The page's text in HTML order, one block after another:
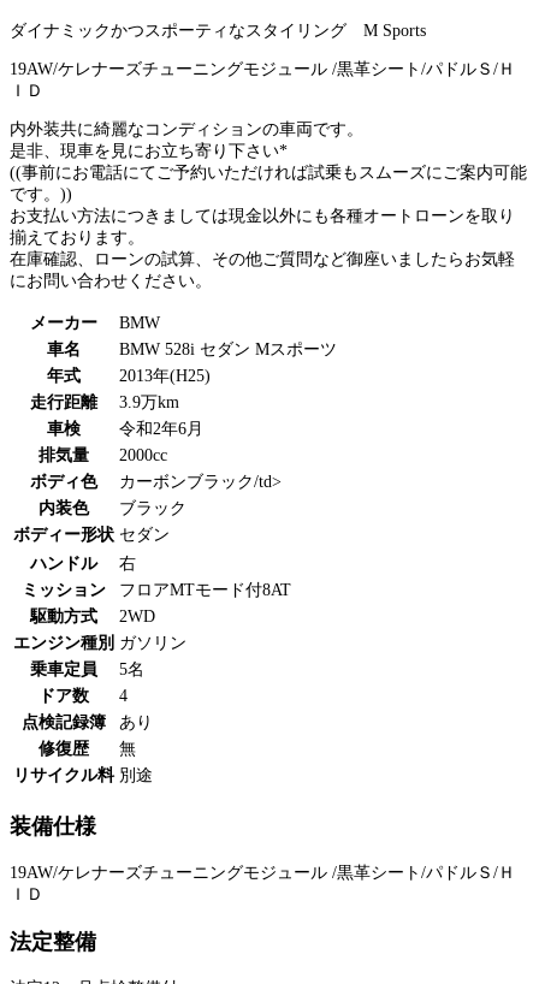
ダイナミックかつスポーティなスタイリング M Sports
19AW/ケレナーズチューニングモジュール /黒革シート/パドルＳ/Ｈ
ＩＤ
内外装共に綺麗なコンディションの車両です。
是非、現車を見にお立ち寄り下さい*
((事前にお電話にてご予約いただければ試乗もスムーズにご案内可能
です。))
お支払い方法につきましては現金以外にも各種オートローンを取り
揃えております。
在庫確認、ローンの試算、その他ご質問など御座いましたらお気軽
にお問い合わせください。
メーカー
BMW
車名
BMW 528i セダン Mスポーツ
年式
2013年(H25)
走行距離
3.9万km
車検
令和2年6月
排気量
2000cc
ボディ色
カーボンブラック/td>
内装色
ブラック
ボディー形状 セダン
ハンドル
右
ミッション
フロアMTモード付8AT
駆動方式
2WD
エンジン種別 ガソリン
乗車定員
5名
ドア数
4
点検記録簿
あり
修復歴
無
リサイクル料 別途
装備仕様
19AW/ケレナーズチューニングモジュール /黒革シート/パドルＳ/Ｈ
ＩＤ
法定整備